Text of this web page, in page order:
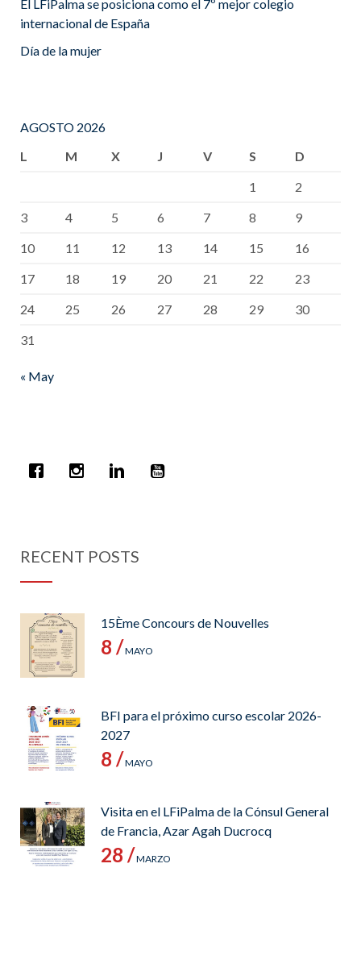
El LFiPalma se posiciona como el 7º mejor colegio
internacional de España
Día de la mujer
AGOSTO 2026
L
M X J V S
D
1
2
3
4 5 6 7 8
9
10
11 12 13 14 15
16
17
18 19 20 21 22
23
24
25 26 27 28 29
30
31
« May
RECENT POSTS
15Ème Concours de Nouvelles
8 /MAYO
BFI para el próximo curso escolar 2026-
2027
8 /MAYO
Visita en el LFiPalma de la Cónsul General
de Francia, Azar Agah Ducrocq
28 /MARZO